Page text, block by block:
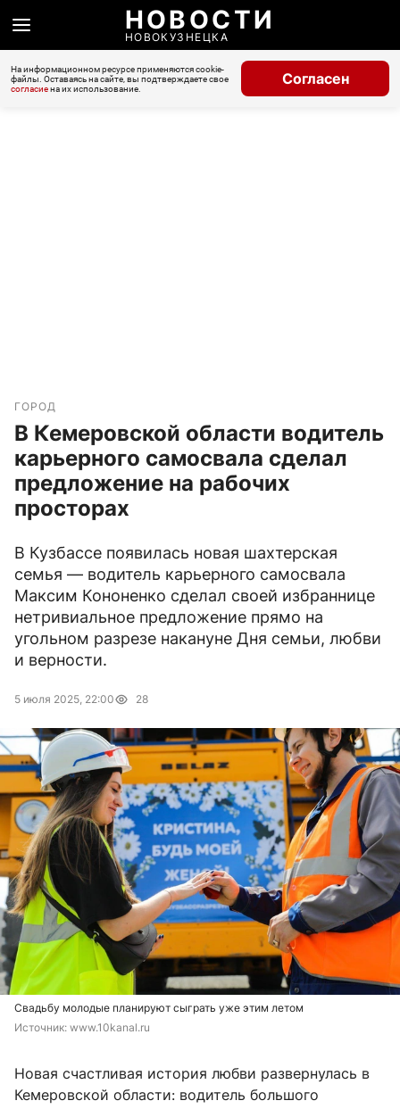
НОВОСТИ
НОВОКУЗНЕЦКА
На информационном ресурсе применяются cookie-
файлы. Оставаясь на сайте, вы подтверждаете свое
согласиена их использование.
Согласен
ГОРОД
В Кемеровской области водитель
карьерного самосвала сделал
предложение на рабочих
просторах
В Кузбассе появилась новая шахтерская
семья — водитель карьерного самосвала
Максим Кононенко сделал своей избраннице
нетривиальное предложение прямо на
угольном разрезе накануне Дня семьи, любви
и верности.
5 июля 2025, 22:00 28
Свадьбу молодые планируют сыграть уже этим летом
Источник: www.10kanal.ru
Новая счастливая история любви развернулась в
Кемеровской области: водитель большого